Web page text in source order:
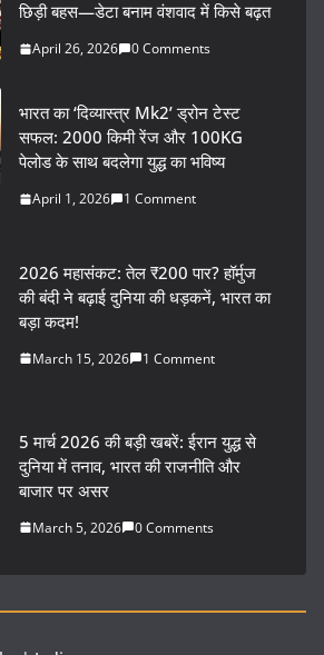
छिड़ी बहस—डेटा बनाम वंशवाद में किसे बढ़त
April 26, 2026 0 Comments
भारत का ‘दिव्यास्त्र Mk2’ ड्रोन टेस्ट
सफल: 2000 किमी रेंज और 100KG
पेलोड के साथ बदलेगा युद्ध का भविष्य
April 1, 2026 1 Comment
2026 महासंकट: तेल ₹200 पार? हॉर्मुज
की बंदी ने बढ़ाई दुनिया की धड़कनें, भारत का
बड़ा कदम!
March 15, 2026 1 Comment
5 मार्च 2026 की बड़ी खबरें: ईरान युद्ध से
दुनिया में तनाव, भारत की राजनीति और
बाजार पर असर
March 5, 2026 0 Comments